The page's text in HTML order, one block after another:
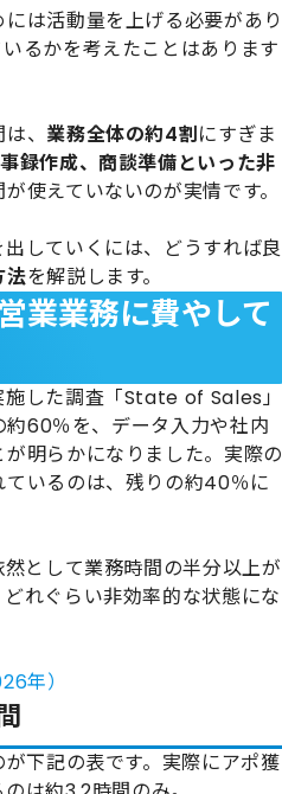
は活動量を上げる必要があり
るかを考えたことはあります
、 業務全体の約4割にすぎま
録作成、商談準備といった非
使えていないのが実情です。
していくには、どうすれば良
法を解説します。
業業務に費やして
した調査「State of Sales」
約60％を、データ入力や社内
明らかになりました。実際の
いるのは、残りの約40％に
として業務時間の半分以上が
れぐらい非効率的な状態にな
年）
下記の表です。実際にアポ獲